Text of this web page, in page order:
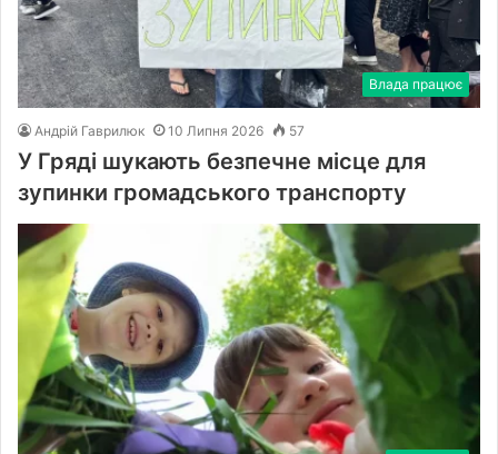
Влада працює
Андрій Гаврилюк 10 Липня 2026 57
У Гряді шукають безпечне місце для
зупинки громадського транспорту